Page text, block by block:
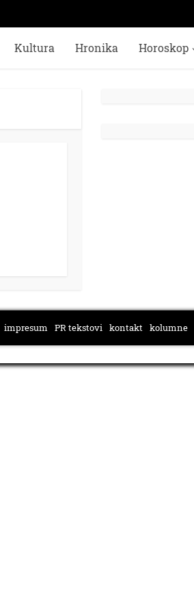
Kultura Hronika Horoskop
impresum PR tekstovi kontakt kolumne